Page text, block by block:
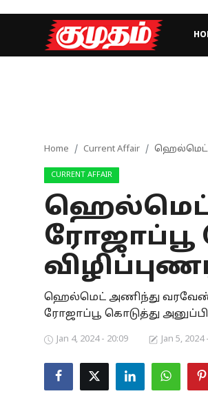
Games
Special Story
Tamilnadu
Home Current Affair ஹெல்மெட்
CURRENT AFFAIR
ஹெல்மெட்
ஹெல்மெட் அணிந்து
ரோஜாப்பூ கொடுத்து
Jan 4, 2024 - 20:09 Jan 5, 2024